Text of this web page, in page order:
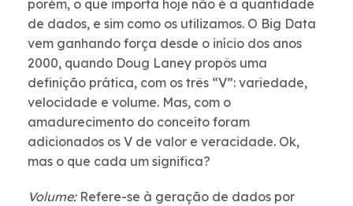
porém, o que importa hoje não é a quantidade
de dados, e sim como os utilizamos. O Big Data
vem ganhando força desde o início dos anos
2000, quando Doug Laney propôs uma
definição prática, com os três “V”: variedade,
velocidade e volume. Mas, com o
amadurecimento do conceito foram
adicionados os V de valor e veracidade. Ok,
mas o que cada um significa?
Volume:Refere-se à geração de dados por